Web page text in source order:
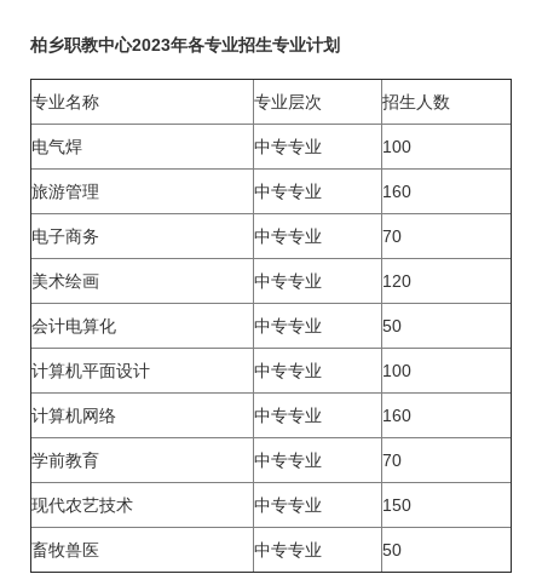
柏乡职教中心2023年各专业招生专业计划
专业名称 专业层次 招生人数
电气焊 中专专业 100
旅游管理 中专专业 160
电子商务 中专专业 70
美术绘画 中专专业 120
会计电算化 中专专业 50
计算机平面设计 中专专业 100
计算机网络 中专专业 160
学前教育 中专专业 70
现代农艺技术 中专专业 150
畜牧兽医 中专专业 50